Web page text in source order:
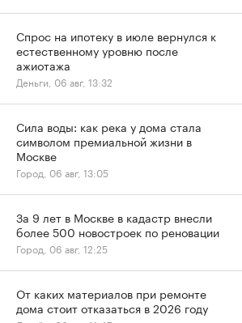
Спрос на ипотеку в июле вернулся к
естественному уровню после
ажиотажа
Деньги, 06 авг, 13:32
Сила воды: как река у дома стала
символом премиальной жизни в
Москве
Город, 06 авг, 13:05
За 9 лет в Москве в кадастр внесли
более 500 новостроек по реновации
Город, 06 авг, 12:25
От каких материалов при ремонте
дома стоит отказаться в 2026 году